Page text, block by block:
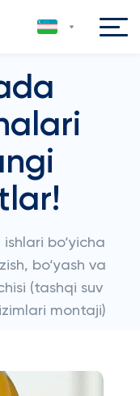
ishlari bo‘yicha
bo‘yash va
(tashqi suv
montaji)